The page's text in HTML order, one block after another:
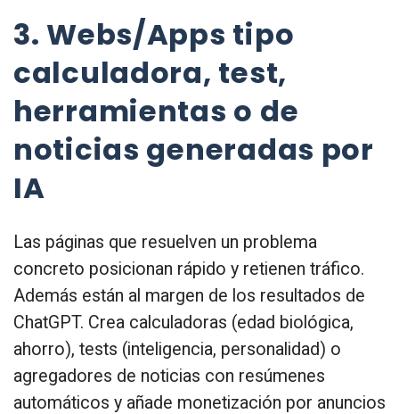
3. Webs/Apps tipo
calculadora, test,
herramientas o de
noticias generadas por
IA
Las páginas que resuelven un problema
concreto posicionan rápido y retienen tráfico.
Además están al margen de los resultados de
ChatGPT. Crea calculadoras (edad biológica,
ahorro), tests (inteligencia, personalidad) o
agregadores de noticias con resúmenes
automáticos y añade monetización por anuncios